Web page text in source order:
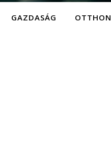
GAZDASÁG OTTHON